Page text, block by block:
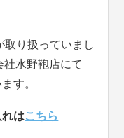
取り扱っていまし
水野鞄店にて
す。
はこちら